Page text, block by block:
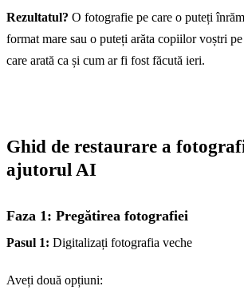
Rezultatul? O fotografie pe care o puteți
format mare sau o puteți arăta copiilor voștri
care arată ca și cum ar fi fost făcută ieri.
Ghid de restaurare a
ajutorul AI
Faza 1: Pregătirea fotografiei
Pasul 1: Digitalizați fotografia veche
Aveți două opțiuni: